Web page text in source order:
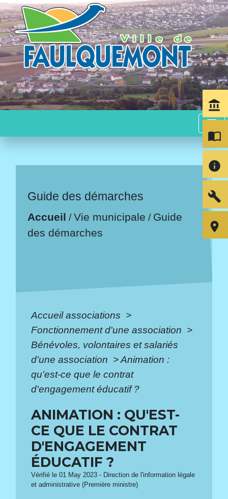
menu
Guide des démarches
Accueil /Vie municipale / Guide
des démarches
Accueil associations >
Fonctionnement d'une association >
Bénévoles, volontaires et salariés
d'une association >Animation :
qu'est-ce que le contrat
d'engagement éducatif ?
ANIMATION : QU'EST-
CE QUE LE CONTRAT
D'ENGAGEMENT
ÉDUCATIF ?
Vérifié le 01 May 2023 - Direction de l'information légale
et administrative (Première ministre)
account_balance
import_contacts
info
build
room